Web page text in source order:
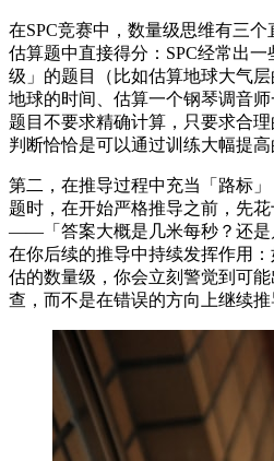
在SPC竞赛中，数量级思维有三
估算题中直接得分：SPC经常出
级」的题目（比如估算地球大气
地球的时间、估算一个钢琴调音
题目不要求精确计算，只要求合
判断恰恰是可以通过训练大幅提高
第二，在推导过程中充当「路标
题时，在开始严格推导之前，先
——「答案大概是几米每秒？还是
在你后续的推导中持续发挥作用
估的数量级，你会立刻警觉到可
查，而不是在错误的方向上继续推